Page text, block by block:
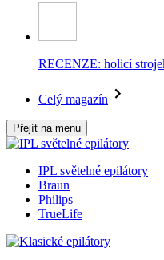
RECENZE: holicí
Celý magazín
Přejít na menu
IPL světelné epilátory
Braun
Philips
TrueLife